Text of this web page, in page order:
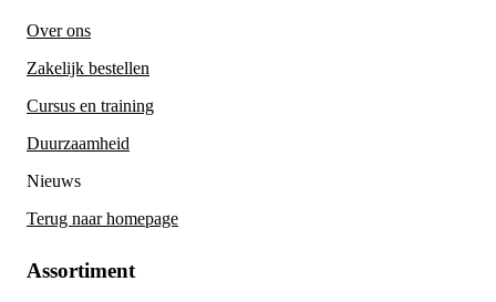
Over ons
Zakelijk bestellen
Cursus en training
Duurzaamheid
Nieuws
Terug naar homepage
Assortiment